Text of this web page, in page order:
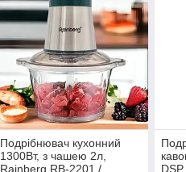
Подрібнювач кухонний
1300Вт, з чашею 2л,
Rainberg RB-2201 /